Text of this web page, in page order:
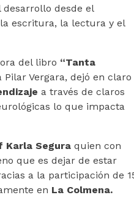
desde el
escritura, la lectura y el
del libro “Tanta
Vergara, dejó en claro
a través de claros
lo que impacta
Karla Segura quien con
que es dejar de estar
a la participación de
en La Colmena.